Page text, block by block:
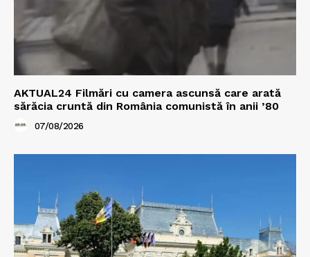
AKTUAL24 Filmări cu camera ascunsă care arată
sărăcia cruntă din România comunistă în anii ’80
07/08/2026